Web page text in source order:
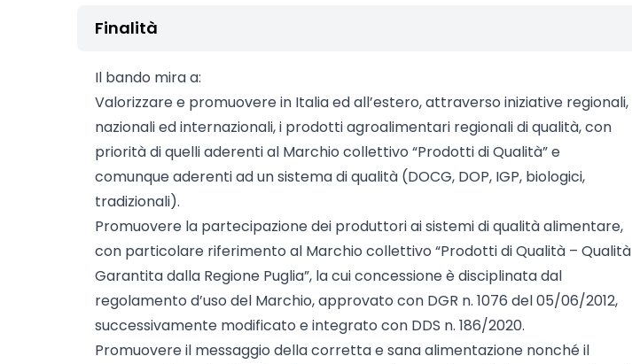
Finalità
Il bando mira a:
Valorizzare e promuovere in Italia ed all’estero, attraverso iniziative regionali,
nazionali ed internazionali, i prodotti agroalimentari regionali di qualità, con
priorità di quelli aderenti al Marchio collettivo “Prodotti di Qualità” e
comunque aderenti ad un sistema di qualità (DOCG, DOP, IGP, biologici,
tradizionali).
Promuovere la partecipazione dei produttori ai sistemi di qualità alimentare,
con particolare riferimento al Marchio collettivo “Prodotti di Qualità – Qualità
Garantita dalla Regione Puglia”, la cui concessione è disciplinata dal
regolamento d’uso del Marchio, approvato con DGR n. 1076 del 05/06/2012,
successivamente modificato e integrato con DDS n. 186/2020.
Promuovere il messaggio della corretta e sana alimentazione nonché il